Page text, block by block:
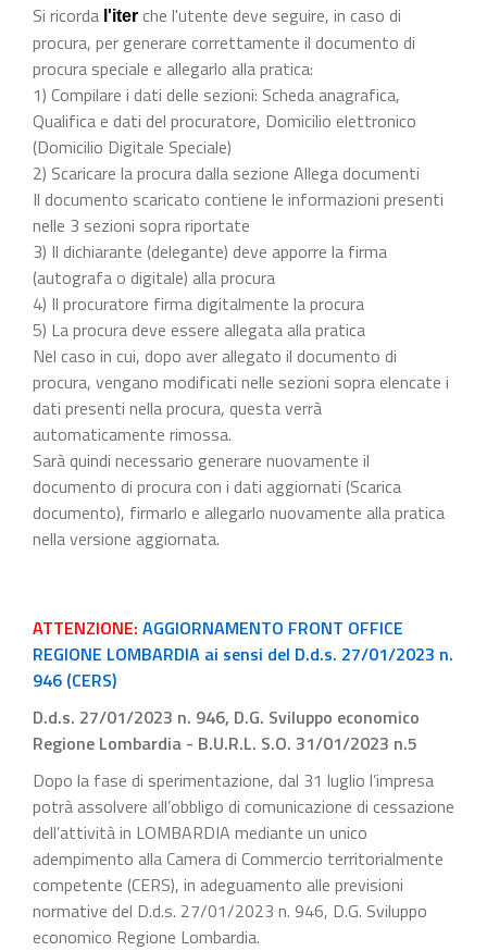
Si ricorda l'iter che l'utente deve seguire, in caso di
procura, per generare correttamente il documento di
procura speciale e allegarlo alla pratica:
1) Compilare i dati delle sezioni: Scheda anagrafica,
Qualifica e dati del procuratore, Domicilio elettronico
(Domicilio Digitale Speciale)
2) Scaricare la procura dalla sezione Allega documenti
Il documento scaricato contiene le informazioni presenti
nelle 3 sezioni sopra riportate
3) Il dichiarante (delegante) deve apporre la firma
(autografa o digitale) alla procura
4) Il procuratore firma digitalmente la procura
5) La procura deve essere allegata alla pratica
Nel caso in cui, dopo aver allegato il documento di
procura, vengano modificati nelle sezioni sopra elencate i
dati presenti nella procura, questa verrà
automaticamente rimossa.
Sarà quindi necessario generare nuovamente il
documento di procura con i dati aggiornati (Scarica
documento), firmarlo e allegarlo nuovamente alla pratica
nella versione aggiornata.
ATTENZIONE: AGGIORNAMENTO FRONT OFFICE
REGIONE LOMBARDIA ai sensi del D.d.s. 27/01/2023 n.
946 (CERS)
D.d.s. 27/01/2023 n. 946, D.G. Sviluppo economico
Regione Lombardia - B.U.R.L. S.O. 31/01/2023 n.5
Dopo la fase di sperimentazione, dal 31 luglio l’impresa
potrà assolvere all’obbligo di comunicazione di cessazione
dell’attività in LOMBARDIA mediante un unico
adempimento alla Camera di Commercio territorialmente
competente (CERS), in adeguamento alle previsioni
normative del D.d.s. 27/01/2023 n. 946, D.G. Sviluppo
economico Regione Lombardia.